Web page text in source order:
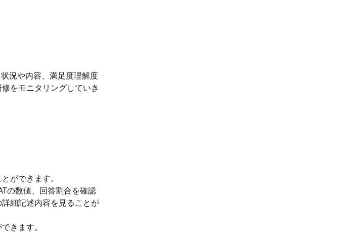
況や内容、満足度理解度
をモニタリングしていき
ができます。
の数値、回答割合を確認
細記述内容を見ることが
きます。